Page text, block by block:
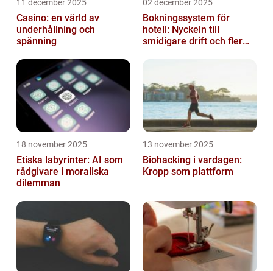
11 december 2025
Casino: en värld av
underhållning och
spänning
02 december 2025
Bokningssystem för
hotell: Nyckeln till
smidigare drift och fler
18 november 2025
Etiska labyrinter: AI som
rådgivare i moraliska
dilemman
13 november 2025
Biohacking i vardagen:
Kropp som plattform